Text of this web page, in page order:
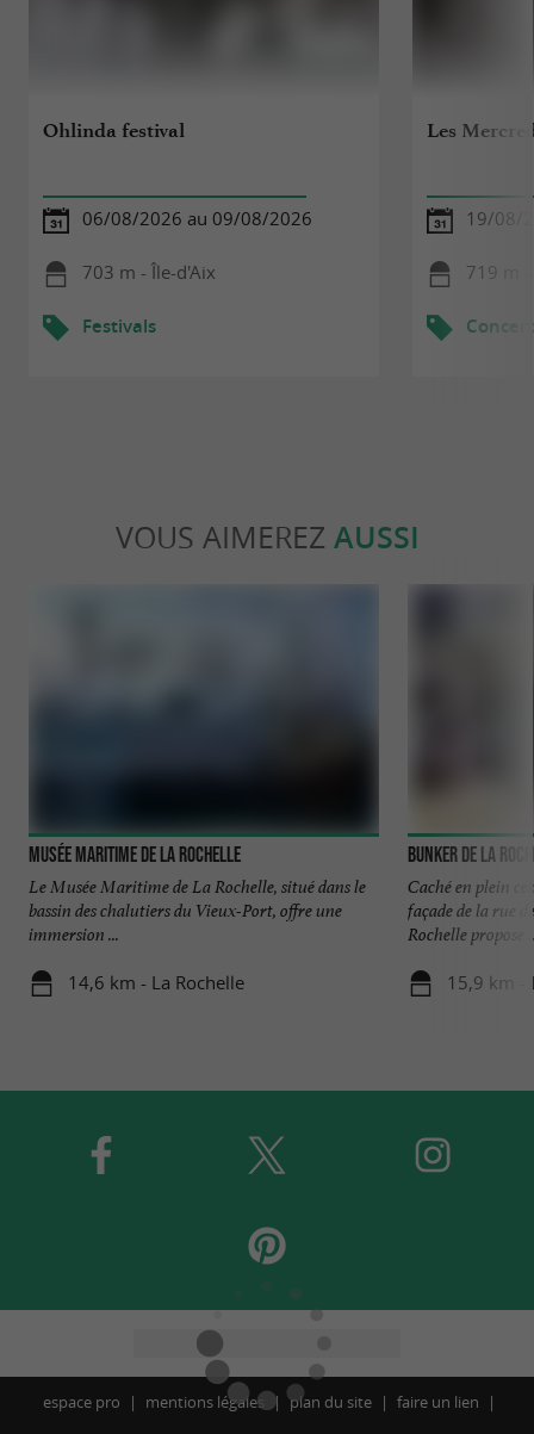
Ohlinda festival
06/08/2026 au 09/08/2026
703 m - Île-d'Aix
Festivals
Les
19/08/
719 m
VOUS AIMEREZ AUSSI
Musée Maritime de La Rochelle
Le Musée Maritime de La Rochelle, situé dans le
bassin des chalutiers du Vieux-Port, offre une
immersion ...
14,6 km - La Rochelle
Bunker de La
Caché en plein
façade de la rue
Rochelle propose
15,9 km -
espace pro mentions légales plan du site
faire un lien